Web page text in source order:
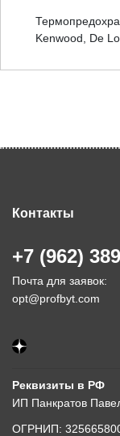
Kenwood, De
Контакты
+7 (962)
Почта для заявок:
opt@profbyt.com
Реквизиты в РФ
ИП Панкратов
ОГРНИП: